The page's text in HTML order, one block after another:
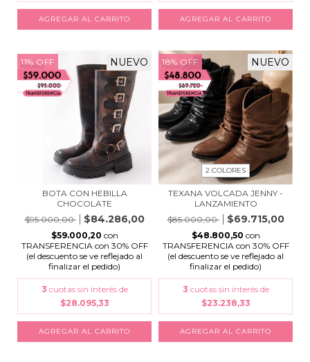
AGREGAR AL CARRITO AGREGAR AL CARRITO
11% OFF NUEVO
BOTA CON HEBILLA
CHOCOLATE
$95.000,00
$84.286,00
$59.000,20 con
TRANSFERENCIA con 30% OFF
(el descuento se ve reflejado al
finalizar el pedido)
3 cuotas sin interés de
$28.095,33
AGREGAR AL CARRITO
18% OFF NUEVO
2 COLORES
TEXANA VOLCADA JENNY -
LANZAMIENTO
$85.000,00
$69.715,00
$48.800,50 con
TRANSFERENCIA con 30% OFF
(el descuento se ve reflejado al
finalizar el pedido)
3 cuotas sin interés de
$23.238,33
AGREGAR AL CARRITO